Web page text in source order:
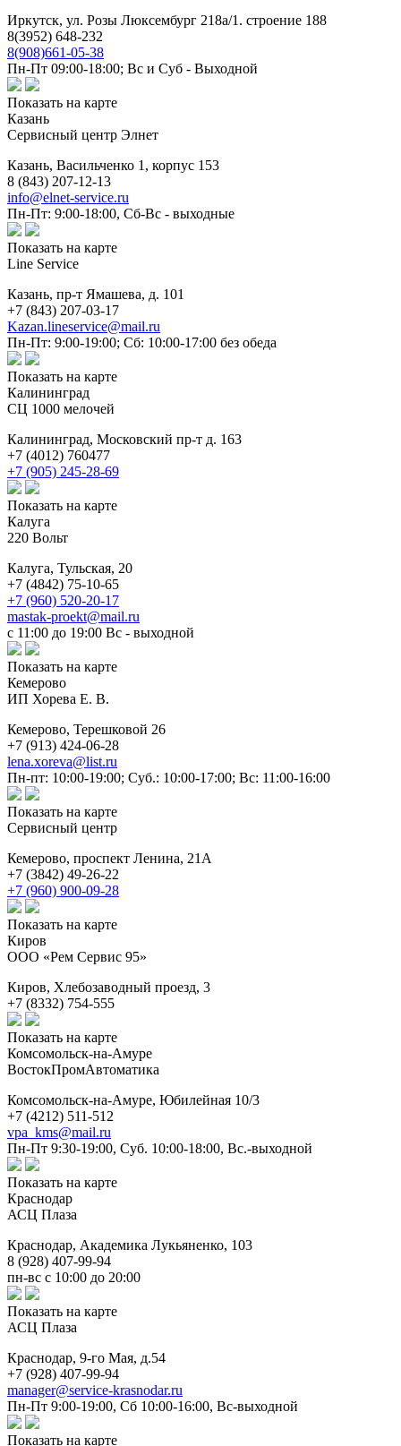
Иркутск, ул. Розы Люксембург 218а/1. строение 188
8(3952) 648-232
8(908)661-05-38
Пн-Пт 09:00-18:00; Вс и Суб - Выходной
Показать на карте
Казань
Сервисный центр Элнет
Казань, Васильченко 1, корпус 153
8 (843) 207-12-13
info@elnet-service.ru
Пн-Пт: 9:00-18:00, Сб-Вс - выходные
Показать на карте
Line Service
Казань, пр-т Ямашева, д. 101
+7 (843) 207-03-17
Kazan.lineservice@mail.ru
Пн-Пт: 9:00-19:00; Сб: 10:00-17:00 без обеда
Показать на карте
Калининград
СЦ 1000 мелочей
Калининград, Московский пр-т д. 163
+7 (4012) 760477
+7 (905) 245-28-69
Показать на карте
Калуга
220 Вольт
Калуга, Тульская, 20
+7 (4842) 75-10-65
+7 (960) 520-20-17
mastak-proekt@mail.ru
с 11:00 до 19:00 Вс - выходной
Показать на карте
Кемерово
ИП Хорева Е. В.
Кемерово, Терешковой 26
+7 (913) 424-06-28
lena.xoreva@list.ru
Пн-пт: 10:00-19:00; Суб.: 10:00-17:00; Вс: 11:00-16:00
Показать на карте
Сервисный центр
Кемерово, проспект Ленина, 21A
+7 (3842) 49-26-22
+7 (960) 900-09-28
Показать на карте
Киров
ООО «Рем Сервис 95»
Киров, Хлебозаводный проезд, 3
+7 (8332) 754-555
Показать на карте
Комсомольск-на-Амуре
ВостокПромАвтоматика
Комсомольск-на-Амуре, Юбилейная 10/3
+7 (4212) 511-512
vpa_kms@mail.ru
Пн-Пт 9:30-19:00, Суб. 10:00-18:00, Вс.-выходной
Показать на карте
Краснодар
АСЦ Плаза
Краснодар, Академика Лукьяненко, 103
8 (928) 407-99-94
пн-вс с 10:00 до 20:00
Показать на карте
АСЦ Плаза
Краснодар, 9-го Мая, д.54
+7 (928) 407-99-94
manager@service-krasnodar.ru
Пн-Пт 9:00-19:00, Сб 10:00-16:00, Вс-выходной
Показать на карте